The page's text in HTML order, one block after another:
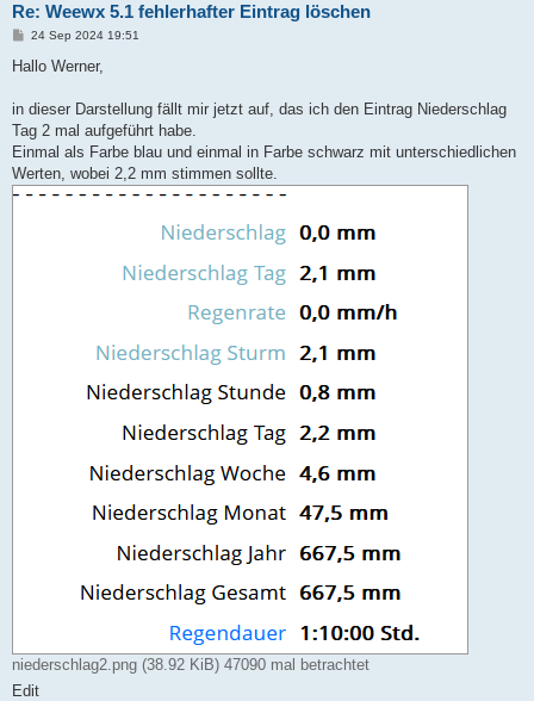
Re: Weewx 5.1 fehlerhafter Eintrag löschen
B
i
a
24 Sep 2024 19:51
Hallo Werner,
in dieser Darstellung fällt mir jetzt auf, das ich den Eintrag Niederschlag
Tag 2 mal aufgeführt habe.
Einmal als Farbe blau und einmal in Farbe schwarz mit unterschiedlichen
Werten, wobei 2,2 mm stimmen sollte.
niederschlag2.png (38.92 KiB) 47090 mal betrachtet
Edit